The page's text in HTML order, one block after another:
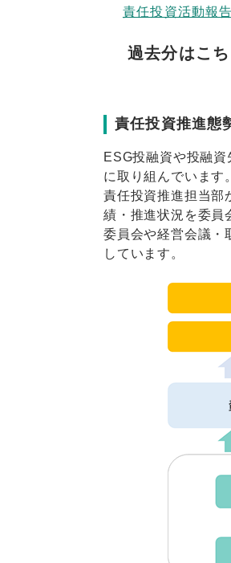
責任投資活動報
過去分はこち
責任投資推進態
ESG投融資や投融
に取り組んでいます。
責任投資推進担当部
績・推進状況を委員
委員会や経営会議・
しています。